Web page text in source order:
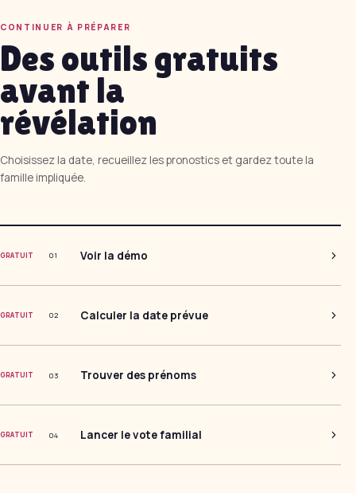
CONTINUER À PRÉPARER
Des outils gratuits
avant la
révélation
Choisissez la date, recueillez les pronostics et gardez toute la
famille impliquée.
GRATUIT 01 Voir la démo
GRATUIT 02 Calculer la date prévue
GRATUIT 03 Trouver des prénoms
GRATUIT 04 Lancer le vote familial